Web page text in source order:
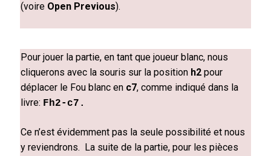
(voire Open Previous).
Pour jouer la partie, en tant que joueur blanc, nous
cliquerons avec la souris sur la position h2 pour
déplacer le Fou blanc en c7, comme indiqué dans la
livre: Fh2-c7 .
Ce n’est évidemment pas la seule possibilité et nous
y reviendrons. La suite de la partie, pour les pièces